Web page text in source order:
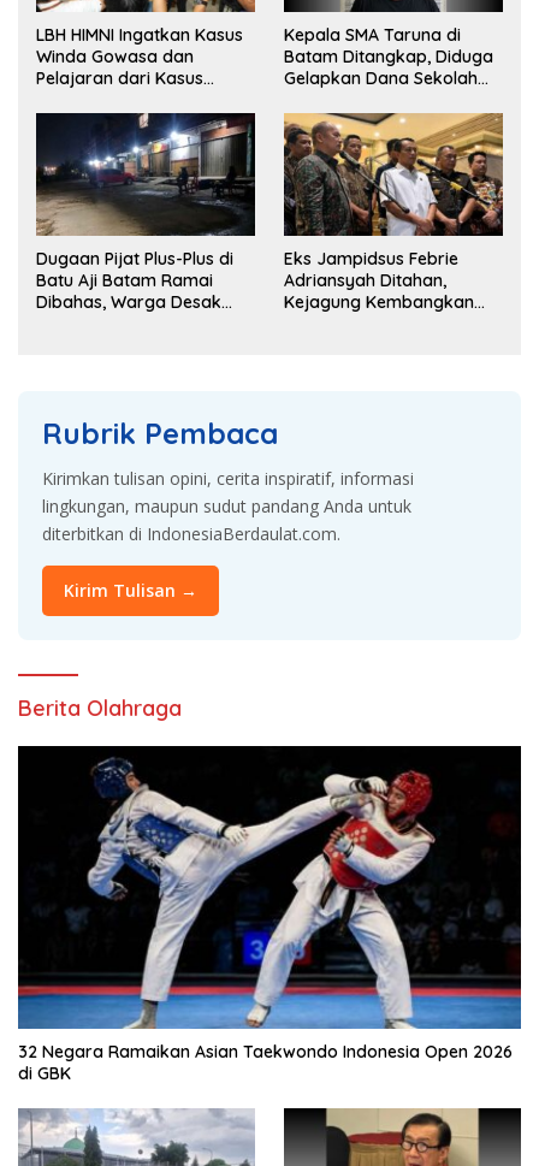
LBH HIMNI Ingatkan Kasus
Winda Gowasa dan
Pelajaran dari Kasus
Kepala SMA Taruna di
Batam Ditangkap, Diduga
Gelapkan Dana Sekolah
Dugaan Pijat Plus-Plus di
Batu Aji Batam Ramai
Dibahas, Warga Desak
Eks Jampidsus Febrie
Adriansyah Ditahan,
Kejagung Kembangkan
Rubrik Pembaca
Kirimkan tulisan opini, cerita inspiratif, informasi
lingkungan, maupun sudut pandang Anda untuk
diterbitkan di IndonesiaBerdaulat.com.
Kirim Tulisan →
Berita Olahraga
32 Negara Ramaikan Asian Taekwondo Indonesia Open 2026
di GBK